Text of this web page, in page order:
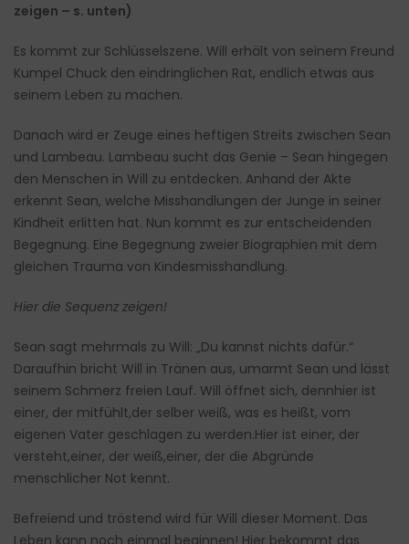
zeigen – s. unten)
Es kommt zur Schlüsselszene. Will erhält von seinem Freund
Kumpel Chuck den eindringlichen Rat, endlich etwas aus
seinem Leben zu machen.
Danach wird er Zeuge eines heftigen Streits zwischen Sean
und Lambeau. Lambeau sucht das Genie – Sean hingegen
den Menschen in Will zu entdecken. Anhand der Akte
erkennt Sean, welche Misshandlungen der Junge in seiner
Kindheit erlitten hat. Nun kommt es zur entscheidenden
Begegnung. Eine Begegnung zweier Biographien mit dem
gleichen Trauma von Kindesmisshandlung.
Hier die Sequenz zeigen!
Sean sagt mehrmals zu Will: „Du kannst nichts dafür.“
Daraufhin bricht Will in Tränen aus, umarmt Sean und lässt
seinem Schmerz freien Lauf. Will öffnet sich, dennhier ist
einer, der mitfühlt,der selber weiß, was es heißt, vom
eigenen Vater geschlagen zu werden.Hier ist einer, der
versteht,einer, der weiß,einer, der die Abgründe
menschlicher Not kennt.
Befreiend und tröstend wird für Will dieser Moment. Das